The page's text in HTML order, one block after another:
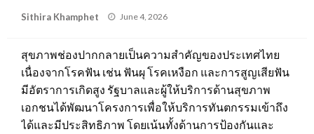
Sithira Khamphet
Posted
June 4, 2026
สุขภาพช่องปากกลายเป็นความสำคัญของประเทศไทย
เนื่องจากโรคฟัน เช่น ฟันผุ โรคเหงือก และการสูญเสียฟัน
มีอัตราการเกิดสูง รัฐบาลและผู้ให้บริการด้านสุขภาพ
เอกชนได้พัฒนาโครงการเพื่อให้บริการทันตกรรมเข้าถึง
ได้และมีประสิทธิภาพ โดยเน้นทั้งด้านการป้องกันและ